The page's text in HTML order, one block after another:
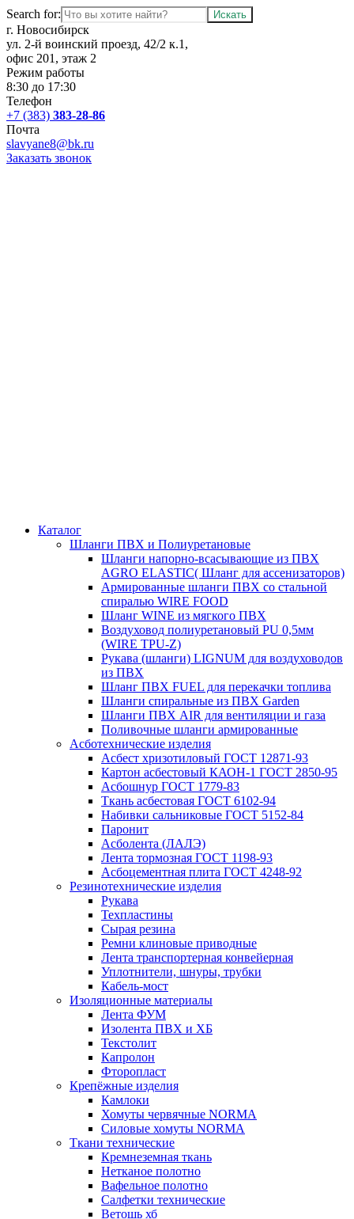
Search for:
г. Новосибирск
ул. 2-й воинский проезд, 42/2 к.1,
офис 201, этаж 2
Режим работы
8:30 до 17:30
Телефон
+7 (383) 383-28-86
Почта
slavyane8@bk.ru
Заказать звонок
Каталог
Шланги ПВХ и Полиуретановые
Шланги напорно-всасывающие из ПВХ
AGRO ELASTIC( Шланг для ассенизаторов)
Армированные шланги ПВХ со стальной
спиралью WIRE FOOD
Шланг WINE из мягкого ПВХ
Воздуховод полиуретановый PU 0,5мм
(WIRE TPU-Z)
Рукава (шланги) LIGNUM для воздуховодов
из ПВХ
Шланг ПВХ FUEL для перекачки топлива
Шланги спиральные из ПВХ Garden
Шланги ПВХ AIR для вентиляции и газа
Поливочные шланги армированные
Асботехнические изделия
Асбест хризотиловый ГОСТ 12871-93
Картон aсбестовый КАОН-1 ГОСТ 2850-95
Асбошнур ГОСТ 1779-83
Ткань асбестовая ГОСТ 6102-94
Набивки сальниковые ГОСТ 5152-84
Паронит
Асболента (ЛАЛЭ)
Лента тормозная ГОСТ 1198-93
Асбоцементная плита ГОСТ 4248-92
Резинотехнические изделия
Рукава
Техпластины
Сырая резина
Ремни клиновые приводные
Лента транспортерная конвейерная
Уплотнители, шнуры, трубки
Кабель-мост
Изоляционные материалы
Лента ФУМ
Изолента ПВХ и ХБ
Текстолит
Капролон
Фторопласт
Крепёжные изделия
Камлоки
Хомуты червячные NORMA
Силовые хомуты NORMA
Ткани технические
Кремнеземная ткань
Нетканое полотно
Вафельное полотно
Салфетки технические
Ветошь хб